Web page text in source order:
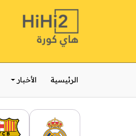
الرئيسية الأخبار